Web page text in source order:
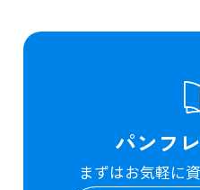
パンフ
まずはお気軽に